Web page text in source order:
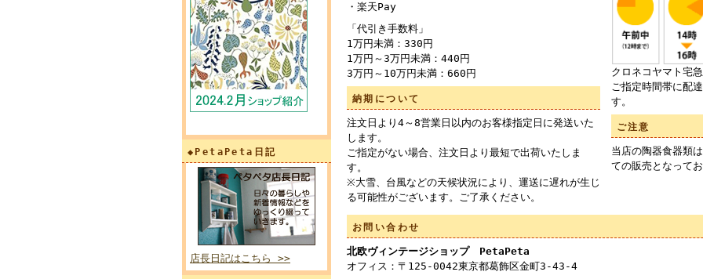
◆PetaPeta日記
店長日記はこちら >>
・楽天Pay
「代引き手数料」
1万円未満：330円
1万円～3万円未満：440円
3万円～10万円未満：660円
納期について
注文日より4～8営業日以内のお客様指定日に発送いた
します。
ご指定がない場合、注文日より最短で出荷いたしま
す。
※大雪、台風などの天候状況により、運送に遅れが生じ
る可能性がございます。ご了承ください。
クロネコヤマト宅
ご指定時間帯に配
す。
ご注意
当店の陶器食器類
ての販売となって
お問い合わせ
北欧ヴィンテージショップ PetaPeta
オフィス：〒125-0042東京都葛飾区金町3-43-4